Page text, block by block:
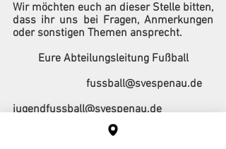
Wir möchten euch an dieser Stelle bitten,
dass ihr uns bei Fragen, Anmerkungen
oder sonstigen Themen ansprecht.
Eure Abteilungsleitung Fußball
jugendfussball@svespenau.de